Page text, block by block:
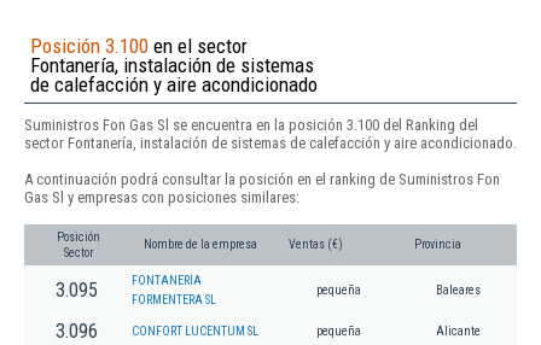
Posición 3.100 en el sector
Fontanería, instalación de sistemas
de calefacción y aire acondicionado
Suministros Fon Gas Sl se encuentra en la posición 3.100 del Ranking del
sector Fontanería, instalación de sistemas de calefacción y aire acondicionado.
A continuación podrá consultar la posición en el ranking de Suministros Fon
Gas Sl y empresas con posiciones similares:
Posición
Sector
Nombre de la empresa Ventas (€) Provincia
3.095
FONTANERIA
FORMENTERA SL
pequeña Baleares
3.096 CONFORT LUCENTUM SL pequeña Alicante